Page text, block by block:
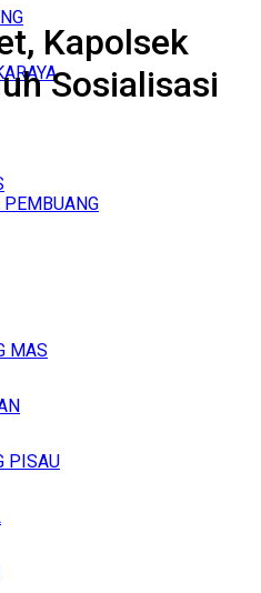
MAS
PISAU
Kapolsek
Sosialisasi
PEMBUANG